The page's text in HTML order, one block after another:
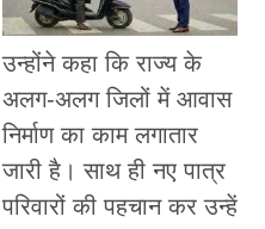
उन्होंने कहा कि राज्य के
अलग-अलग जिलों में आवास
निर्माण का काम लगातार
जारी है। साथ ही नए पात्र
परिवारों की पहचान कर उन्हें